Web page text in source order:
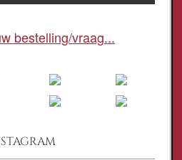
bestelling/vraag...